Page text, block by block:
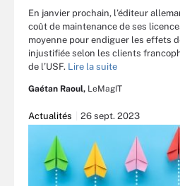
En janvier prochain, l’éditeur
coût de maintenance de ses
moyenne pour endiguer les effets
injustifiée selon les clients
de l’USF. Lire la suite
Gaétan Raoul, LeMagIT
Actualités 26 sept. 2023